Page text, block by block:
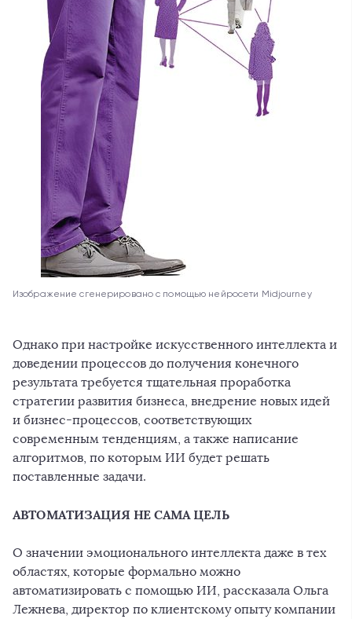
Изображение сгенерировано с помощью нейросети Midjourney
Однако при настройке искусственного интеллекта и
доведении процессов до получения конечного
результата требуется тщательная проработка
стратегии развития бизнеса, внедрение новых идей
и бизнес-процессов, соответствующих
современным тенденциям, а также написание
алгоритмов, по которым ИИ будет решать
поставленные задачи.
АВТОМАТИЗАЦИЯ НЕ САМА ЦЕЛЬ
О значении эмоционального интеллекта даже в тех
областях, которые формально можно
автоматизировать с помощью ИИ, рассказала Ольга
Лежнева, директор по клиентскому опыту компании